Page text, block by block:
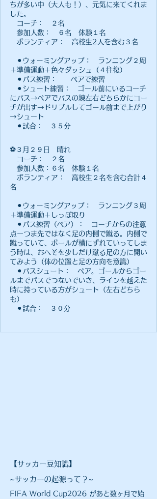
ちが多い中（大人も！）、元気に来てくれま
した。
​ コーチ： ２名
参加人数： ６名 体験１名
ボランティア： 高校生2人を含む３名
⚫︎ウォーミングアップ： ランニング２周
＋準備運動＋色々ダッシュ（４往復）
⚫︎パス練習： ペアで練習
⚫︎シュート練習： ゴール前にいるコーチ
にパス→ペアでパスの練左右どちらかにコー
チが出す→ドリブルしてゴール前まで上がり
→シュート
⚫︎試合： ３５分
⚽️３月２９日 晴れ
​ コーチ： ２名
参加人数：６名 体験１名
ボランティア： 高校生２名を含む合計４
名
⚫︎ウォーミングアップ： ランニング３周
＋準備運動＋しっぽ取り
⚫︎パス練習（ペア）： コーチからの注意
点ーつま先ではなく足の内側で蹴る。内側で
蹴っていて、ボールが横にずれていってしま
う時は、おへそを少しだけ蹴る足の方に開い
てみよう（体の位置と足の方向を意識）
⚫︎パスシュート： ペア。ゴールからゴー
ルまでパスでつないでいき、ラインを越えた
時に持っている方がシュート（左右どちら
も）
⚫︎試合： ３０分
【サッカー豆知識】
~サッカーの起源って？~
FIFA World Cup2026 があと数ヶ月で始